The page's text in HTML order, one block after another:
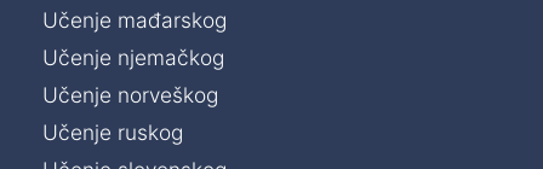
Učenje mađarskog
Učenje njemačkog
Učenje norveškog
Učenje ruskog